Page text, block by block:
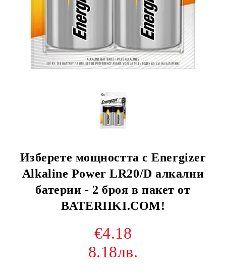
Изберете мощността с Energizer
Alkaline Power LR20/D алкални
батерии - 2 броя в пакет от
BATERIIKI.COM!
€4.18
8.18лв.